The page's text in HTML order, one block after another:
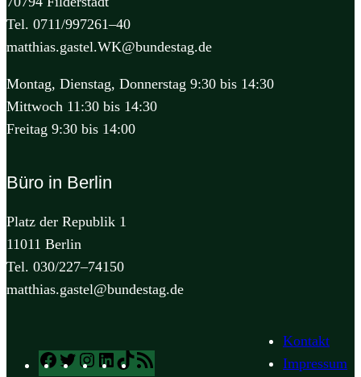
Tel. 0711/997261–40
matthias.gastel.WK@bundestag.de
Montag, Dienstag, Donnerstag 9:30 bis 14:30
Mittwoch 11:30 bis 14:30
Freitag 9:30 bis 14:00
Büro in Berlin
Platz der Republik 1
11011 Berlin
Tel. 030/227–74150
matthias.gastel@bundestag.de
Facebook
TwitterInstagram
LinkedIn
TikTok
Kontakt
Impressum